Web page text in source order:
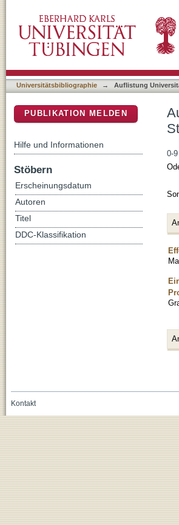
Universitätsbibliographie → Auflistung
0-9
PUBLIKATION MELDEN
Hilfe und Informationen
Stöbern
Erscheinungsdatum
Autoren
Titel
DDC-Klassifikation
Kontakt